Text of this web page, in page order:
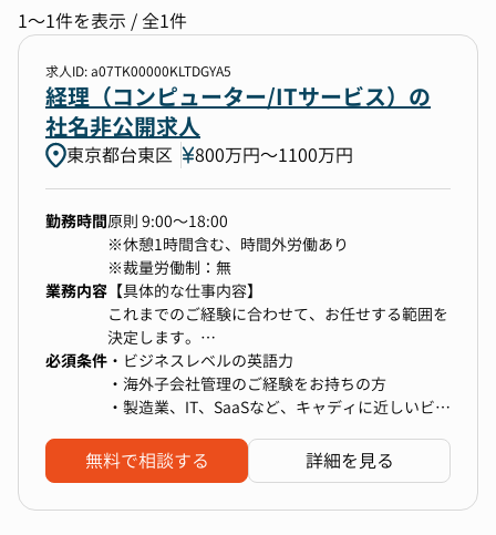
3件選択
勤務地
1件選択
年収
400万円以上〜上限なし
選択中の条件 すべてクリア
経理 財務 税務
東京都台東区
400万円以上〜上限なし
1〜1件を表示 / 全1件
求人ID: a07TK00000KLTDGYA5
経理（コンピューター/ITサービス）の
社名非公開求人
東京都台東区 800万円〜1100万円
勤務時間原則 9:00～18:00
※休憩1時間含む、時間外労働あり
※裁量労働制：無
業務内容 【具体的な仕事内容】
これまでのご経験に合わせて、お任せする範囲を
決定します。
・海外子会社の経営管理全般
・資金管理と損益管理を通じた海外子会社の業績
分析と改善提案
・グループ全体の内部統制強化
・連結決算業務
必須条件 ・ビジネスレベルの英語力
・海外子会社管理のご経験をお持ちの方
・製造業、IT、SaaSなど、キャディに近しいビジ
無料で相談する 詳細を見る